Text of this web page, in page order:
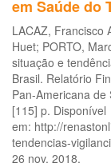
em Saúde do
LACAZ, Francisco
Huet; PORTO,
situação e
Brasil. Relatório
Pan-Americana de
[115] p. Disponível
em: http://
tendencias-
26 nov. 2018.